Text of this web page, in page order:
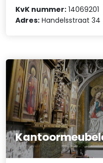
KvK nummer: 14069201
Adres: Handelsstraat 34